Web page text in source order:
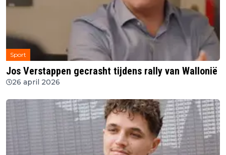
Sport
Jos Verstappen gecrasht tijdens rally van Wallonië
26 april 2026